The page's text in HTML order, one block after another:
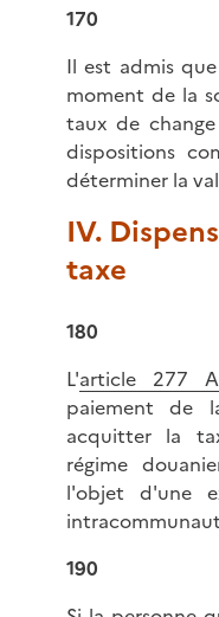
170
Il est admis
moment de la
taux de
dispositions
déterminer la
IV.
taxe
180
L'article 277
paiement de
acquitter la
régime
l'objet d'une
190